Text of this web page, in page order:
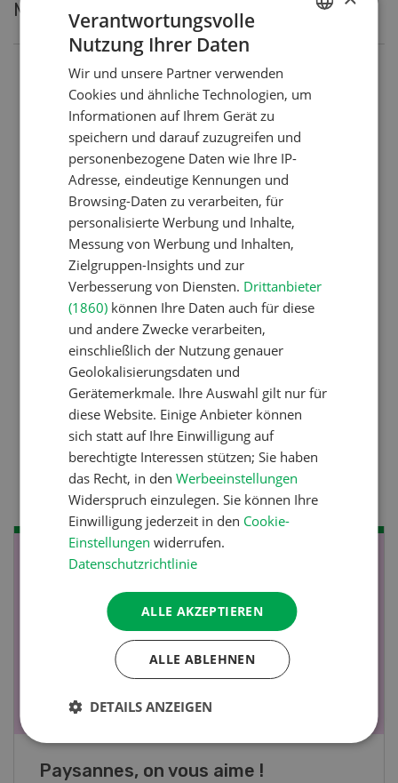
Meistgelesene Artikel
Nutztiere
Schweizer Kuhnamen: Liste
von A-Z
Betriebsführung
Ressourcen: Mit Fäusten
gegen die Alters-Sichtigkeit
Pflanzenbau
Raufutter aus dem Sack
Nutztiere
Stallklima - Hitzestress
verhindern
NOV JAN
28
Fachkurs Aquakultur
Verantwortungsvolle
Nutzung Ihrer Daten
Wir und unsere Partner verwenden
Cookies und ähnliche Technologien, um
Informationen auf Ihrem Gerät zu
speichern und darauf zuzugreifen und
personenbezogene Daten wie Ihre IP-
Adresse, eindeutige Kennungen und
Browsing-Daten zu verarbeiten, für
personalisierte Werbung und Inhalte,
Messung von Werbung und Inhalten,
Zielgruppen-Insights und zur
Verbesserung von Diensten. Drittanbieter
(1860) können Ihre Daten auch für diese
und andere Zwecke verarbeiten,
einschließlich der Nutzung genauer
Geolokalisierungsdaten und
Gerätemerkmale. Ihre Auswahl gilt nur für
diese Website. Einige Anbieter können
sich statt auf Ihre Einwilligung auf
berechtigte Interessen stützen; Sie haben
das Recht, in denWerbeeinstellungen
Widerspruch einzulegen. Sie können Ihre
Einwilligung jederzeit in den Cookie-
Einstellungen widerrufen.
Datenschutzrichtlinie
ALLE AKZEPTIEREN
ALLE ABLEHNEN
DETAILS ANZEIGEN